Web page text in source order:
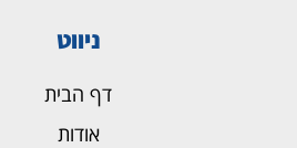
ניווט
דף הבית
אודות